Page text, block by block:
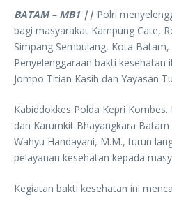
BATAM – MB1 || Polri
bagi masyarakat Kampung Cate,
Simpang Sembulang, Kota Batam,
Penyelenggaraan bakti kesehatan
Jompo Titian Kasih dan Yayasan
Kabiddokkes Polda Kepri
dan Karumkit Bhayangkara
Wahyu Handayani, M.M., turun
pelayanan kesehatan kepada
Kegiatan bakti kesehatan ini